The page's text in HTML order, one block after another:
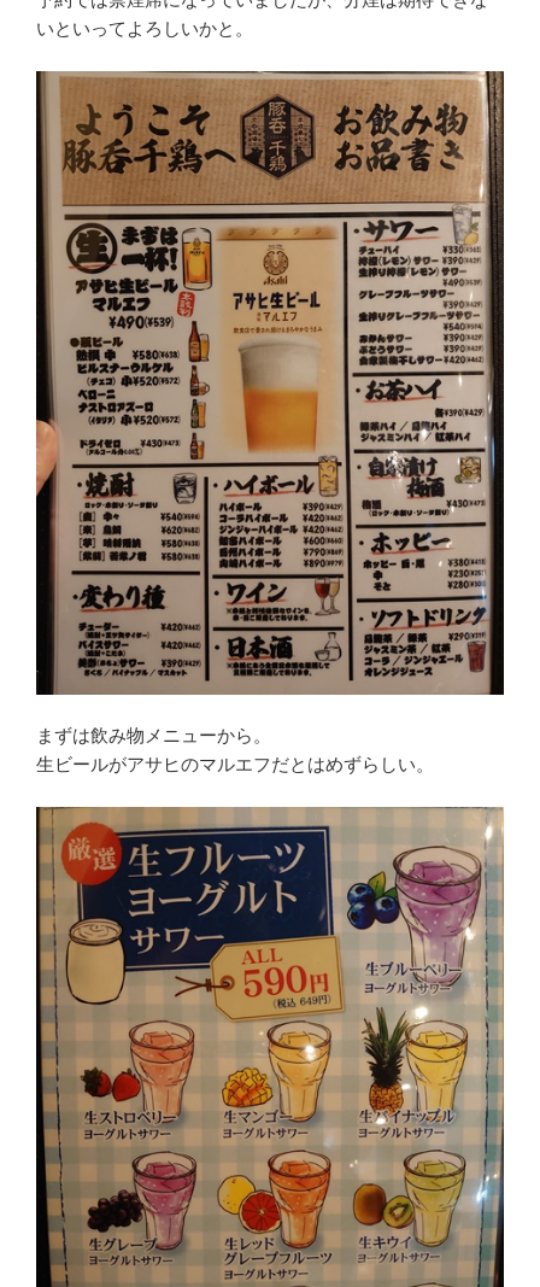
いといってよろしいかと。
まずは飲み物メニューから。
生ビールがアサヒのマルエフだとはめずらしい。